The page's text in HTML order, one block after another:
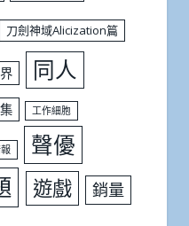
刀劍神域Alicization篇
同人
工作細胞
聲優
遊戲 銷量